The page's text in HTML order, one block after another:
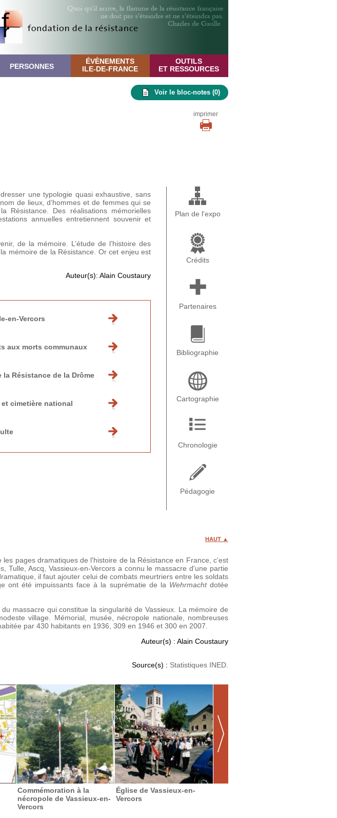
PERSONNES
ÉVÈNEMENTS
ILE-DE-FRANCE
OUTILS
ET RESSOURCES
Voir le bloc-notes (0)
imprimer
une typologie quasi exhaustive, sans
de lieux, d’hommes et de femmes qui se
Résistance. Des réalisations mémorielles
annuelles entretiennent souvenir et
de la mémoire. L’étude de l’histoire des
mémoire de la Résistance. Or cet enjeu est
Auteur(s): Alain Coustaury
en-Vercors
aux morts communaux
la Résistance de la Drôme
cimetière national
Plan de l'expo
Crédits
Partenaires
Bibliographie
Cartographie
Chronologie
Pédagogie
HAUT ▲
pages dramatiques de l'histoire de la Résistance en France, c'est
Tulle, Ascq, Vassieux-en-Vercors a connu le massacre d'une partie
il faut ajouter celui de combats meurtriers entre les soldats
ont été impuissants face à la suprématie de la Wehrmachtdotée
massacre qui constitue la singularité de Vassieux. La mémoire de
village. Mémorial, musée, nécropole nationale, nombreuses
par 430 habitants en 1936, 309 en 1946 et 300 en 2007.
Auteur(s) : Alain Coustaury
Source(s) : Statistiques INED.
Commémoration à la
nécropole de Vassieux-en-
Vercors
Église de Vassieux-en-
Vercors